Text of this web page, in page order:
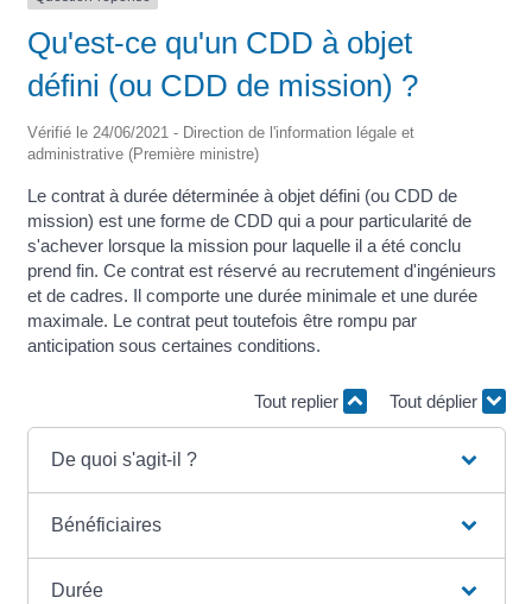
Qu'est-ce qu'un CDD à objet
défini (ou CDD de mission) ?
Vérifié le 24/06/2021 - Direction de l'information légale et
administrative (Première ministre)
Le contrat à durée déterminée à objet défini (ou CDD de
mission) est une forme de CDD qui a pour particularité de
s'achever lorsque la mission pour laquelle il a été conclu
prend fin. Ce contrat est réservé au recrutement d'ingénieurs
et de cadres. Il comporte une durée minimale et une durée
maximale. Le contrat peut toutefois être rompu par
anticipation sous certaines conditions.
Tout replier Tout déplier
De quoi s'agit-il ?
Bénéficiaires
Durée